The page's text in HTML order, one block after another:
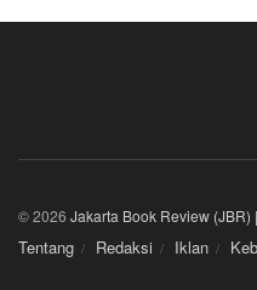
© 2026 Jakarta Book Review (JBR)
Tentang Redaksi Iklan